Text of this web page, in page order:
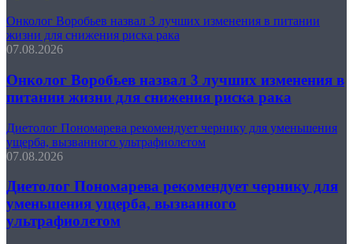
Онколог Воробьев назвал 3 лучших изменения в питании
жизни для снижения риска рака
07.08.2026
Онколог Воробьев назвал 3 лучших изменения в
питании жизни для снижения риска рака
Диетолог Пономарева рекомендует чернику для уменьшения
ущерба, вызванного ультрафиолетом
07.08.2026
Диетолог Пономарева рекомендует чернику для
уменьшения ущерба, вызванного
ультрафиолетом